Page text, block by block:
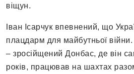
віщун.
Іван Ісарчук впевнений, що
плацдарм для майбутньої
– зросійщений Донбас, де він
років, працював на шахтах